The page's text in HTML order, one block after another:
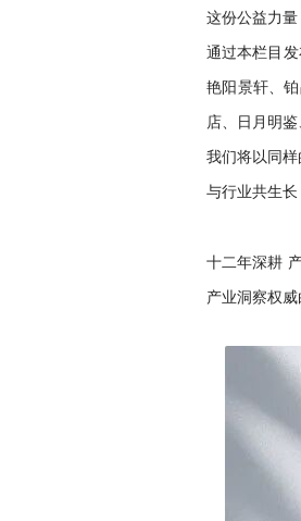
这份公益力
通过本栏目
艳阳景轩、
店、日月明
我们将以同
与行业共生
十二年深耕
产业洞察权